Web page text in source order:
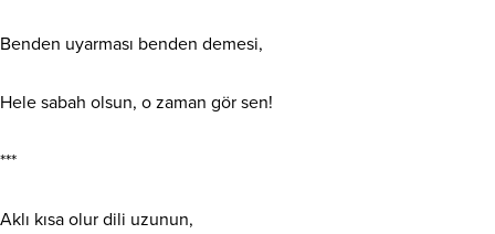
Benden uyarması benden demesi,
Hele sabah olsun, o zaman gör sen!
***
Aklı kısa olur dili uzunun,